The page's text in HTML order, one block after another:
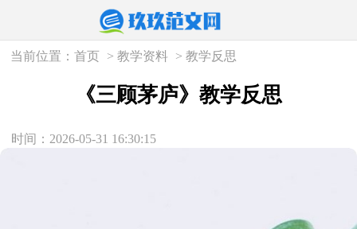
当前位置：首页 >教学资料 >教学反思
《三顾茅庐》教学反思
时间：2026-05-31 16:30:15